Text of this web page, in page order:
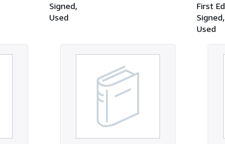
Signed
Used
First
Signed
Used